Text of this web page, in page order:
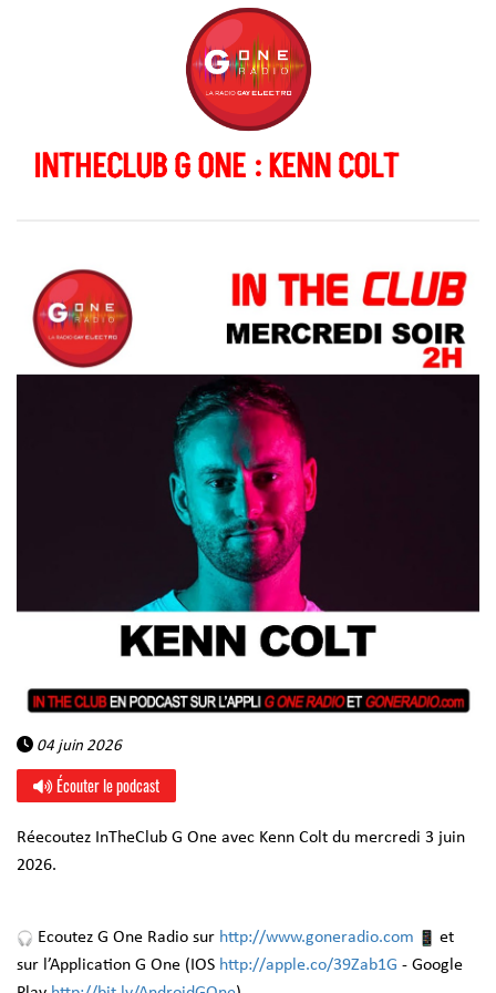
INTHECLUB G ONE : KENN COLT
04 juin 2026
Écouter le podcast
Réecoutez InTheClub G One avec Kenn Colt du mercredi 3 juin
2026.
Ecoutez G One Radio sur http://www.goneradio.com
et
sur l’Application G One (IOS http://apple.co/39Zab1G - Google